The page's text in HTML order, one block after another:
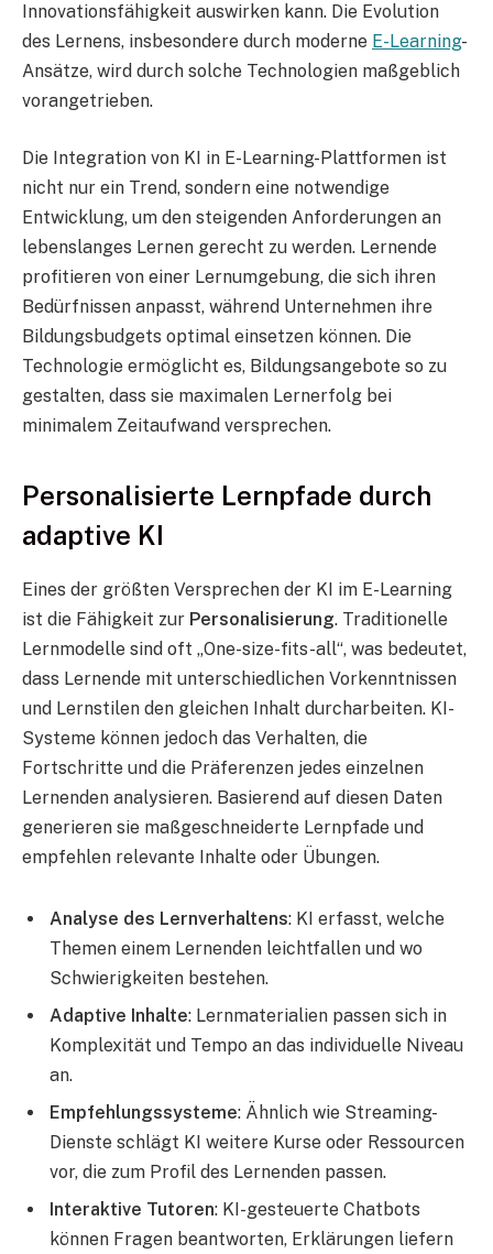
Innovationsfähigkeit auswirken kann. Die Evolution
des Lernens, insbesondere durch moderne E-Learning-
Ansätze, wird durch solche Technologien maßgeblich
vorangetrieben.
Die Integration von KI in E-Learning-Plattformen ist
nicht nur ein Trend, sondern eine notwendige
Entwicklung, um den steigenden Anforderungen an
lebenslanges Lernen gerecht zu werden. Lernende
profitieren von einer Lernumgebung, die sich ihren
Bedürfnissen anpasst, während Unternehmen ihre
Bildungsbudgets optimal einsetzen können. Die
Technologie ermöglicht es, Bildungsangebote so zu
gestalten, dass sie maximalen Lernerfolg bei
minimalem Zeitaufwand versprechen.
Personalisierte Lernpfade durch
adaptive KI
Eines der größten Versprechen der KI im E-Learning
ist die Fähigkeit zur Personalisierung. Traditionelle
Lernmodelle sind oft „One-size-fits-all“, was bedeutet,
dass Lernende mit unterschiedlichen Vorkenntnissen
und Lernstilen den gleichen Inhalt durcharbeiten. KI-
Systeme können jedoch das Verhalten, die
Fortschritte und die Präferenzen jedes einzelnen
Lernenden analysieren. Basierend auf diesen Daten
generieren sie maßgeschneiderte Lernpfade und
empfehlen relevante Inhalte oder Übungen.
Analyse des Lernverhaltens: KI erfasst, welche
Themen einem Lernenden leichtfallen und wo
Schwierigkeiten bestehen.
Adaptive Inhalte: Lernmaterialien passen sich in
Komplexität und Tempo an das individuelle Niveau
an.
Empfehlungssysteme: Ähnlich wie Streaming-
Dienste schlägt KI weitere Kurse oder Ressourcen
vor, die zum Profil des Lernenden passen.
Interaktive Tutoren: KI-gesteuerte Chatbots
können Fragen beantworten, Erklärungen liefern